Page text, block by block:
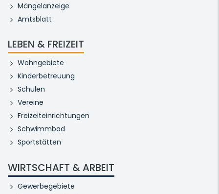
Mängelanzeige
Amtsblatt
LEBEN & FREIZEIT
Wohngebiete
Kinderbetreuung
Schulen
Vereine
Freizeiteinrichtungen
Schwimmbad
Sportstätten
WIRTSCHAFT & ARBEIT
Gewerbegebiete